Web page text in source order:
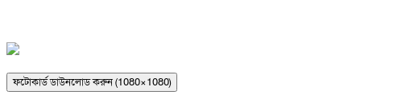
ফটোকার্ড ডাউনলোড করুন (1080×1080)